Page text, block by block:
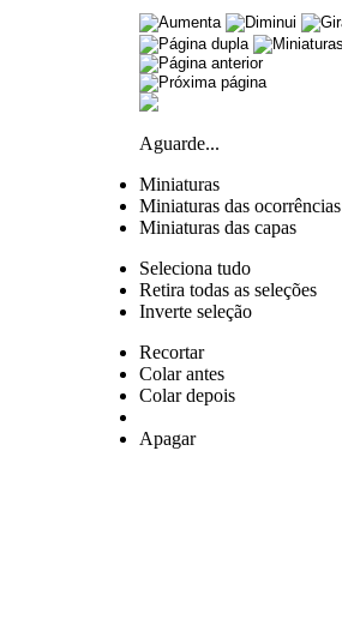
Aguarde...
Miniaturas
Miniaturas das ocorrências
Miniaturas das capas
Seleciona tudo
Retira todas as seleções
Inverte seleção
Recortar
Colar antes
Colar depois
Apagar